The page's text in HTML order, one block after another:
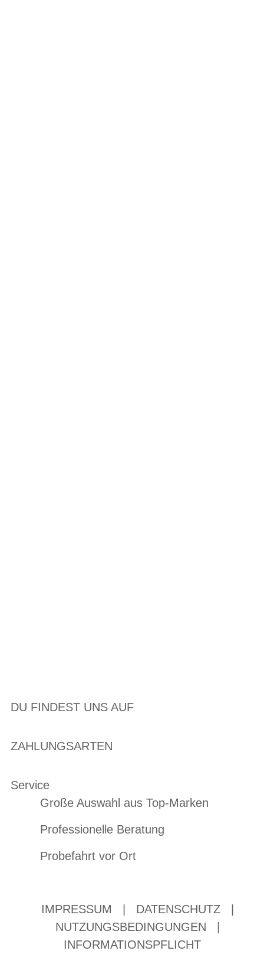
DU FINDEST UNS AUF
ZAHLUNGSARTEN
Service
Große Auswahl aus Top-Marken
Professionelle Beratung
Probefahrt vor Ort
IMPRESSUM DATENSCHUTZ
NUTZUNGSBEDINGUNGEN
INFORMATIONSPFLICHT